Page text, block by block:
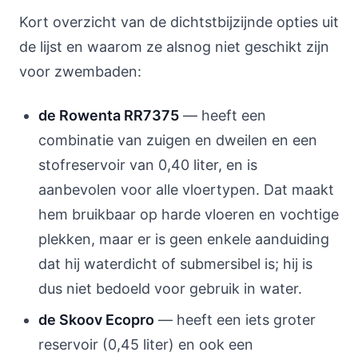
Kort overzicht van de dichtstbijzijnde opties uit
de lijst en waarom ze alsnog niet geschikt zijn
voor zwembaden:
de Rowenta RR7375 — heeft een
combinatie van zuigen en dweilen en een
stofreservoir van 0,40 liter, en is
aanbevolen voor alle vloertypen. Dat maakt
hem bruikbaar op harde vloeren en vochtige
plekken, maar er is geen enkele aanduiding
dat hij waterdicht of submersibel is; hij is
dus niet bedoeld voor gebruik in water.
de Skoov Ecopro — heeft een iets groter
reservoir (0,45 liter) en ook een